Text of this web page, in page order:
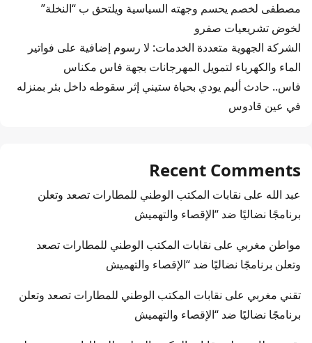
مصطفى لخصم يحسم وجهته السياسية ويلتحق ب “النخلة”
لخوض تشريعيات صفرو
الشركة الجهوية متعددة الخدمات: لا رسوم إضافية على فواتير
الماء والكهرباء لتمويل المهرجانات بجهة فاس مكناس
فاس.. حادث أليم يودي بحياة ستيني إثر سقوطه داخل بئر بمنزله
في عين قادوس
Recent Comments
عبد الله على نقابات المكتب الوطني للمطارات تصعد وتعلن
برنامجًا نضاليًا ضد “الإقصاء والتهميش
مواطن مغربي على نقابات المكتب الوطني للمطارات تصعد
وتعلن برنامجًا نضاليًا ضد “الإقصاء والتهميش
تقني مغربي على نقابات المكتب الوطني للمطارات تصعد وتعلن
برنامجًا نضاليًا ضد “الإقصاء والتهميش